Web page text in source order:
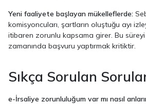
Yeni faaliyete başlayan mükelleflerde:
komisyoncuları, şartların oluştuğu ayı
itibaren zorunlu kapsama girer. Bu
zamanında başvuru yaptırmak kritiktir.
Sıkça Sorulan
e-İrsaliye zorunluluğum var mı nasıl